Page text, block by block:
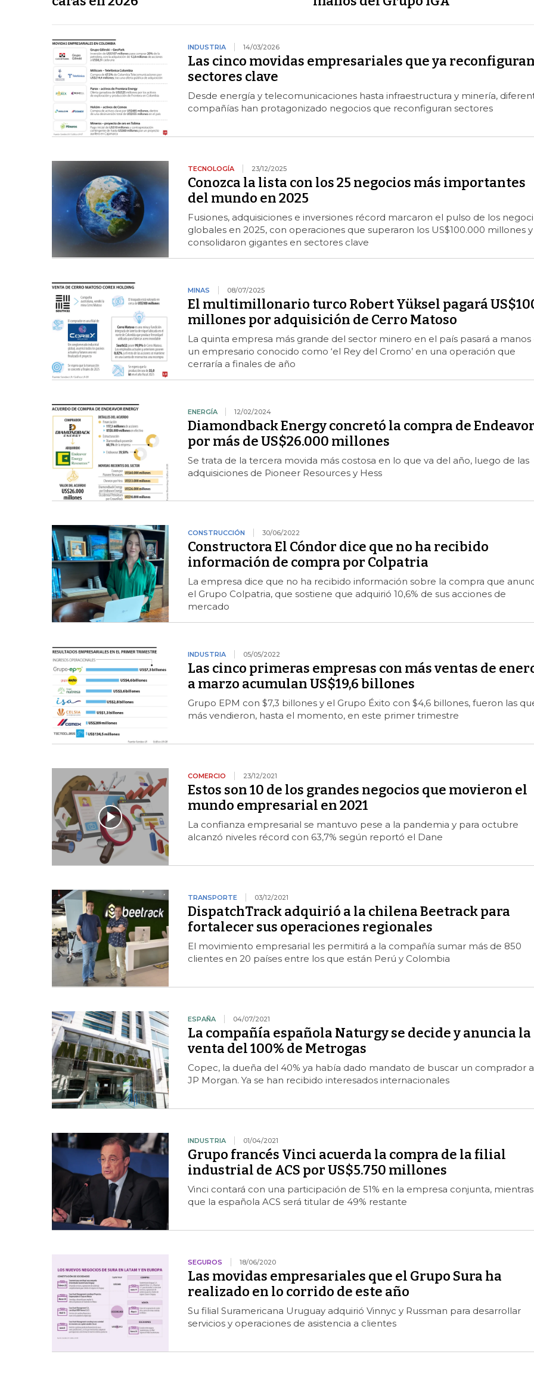
INDUSTRIA 14/03/2026
Las cinco movidas empresariales que ya
sectores clave
Desde energía y telecomunicaciones hasta infraestructura y minería,
compañías han protagonizado negocios que reconfiguran sectores
TECNOLOGÍA 23/12/2025
Conozca la lista con los 25 negocios más importantes
del mundo en 2025
Fusiones, adquisiciones e inversiones récord marcaron el pulso de los
globales en 2025, con operaciones que superaron los US$100.000 millones y
consolidaron gigantes en sectores clave
MINAS 08/07/2025
El multimillonario turco Robert Yüksel pagará
millones por adquisición de Cerro Matoso
La quinta empresa más grande del sector minero en el país pasará a manos
un empresario conocido como ‘el Rey del Cromo’ en una operación que
cerraría a finales de año
ENERGÍA 12/02/2024
Diamondback Energy concretó la compra de
por más de US$26.000 millones
Se trata de la tercera movida más costosa en lo que va del año, luego de las
adquisiciones de Pioneer Resources y Hess
CONSTRUCCIÓN 30/06/2022
Constructora El Cóndor dice que no ha recibido
información de compra por Colpatria
La empresa dice que no ha recibido información sobre la compra que
el Grupo Colpatria, que sostiene que adquirió 10,6% de sus acciones de
mercado
INDUSTRIA 05/05/2022
Las cinco primeras empresas con más ventas de
a marzo acumulan US$19,6 billones
Grupo EPM con $7,3 billones y el Grupo Éxito con $4,6 billones, fueron las
más vendieron, hasta el momento, en este primer trimestre
COMERCIO 23/12/2021
Estos son 10 de los grandes negocios que movieron el
mundo empresarial en 2021
La confianza empresarial se mantuvo pese a la pandemia y para octubre
alcanzó niveles récord con 63,7% según reportó el Dane
TRANSPORTE 03/12/2021
DispatchTrack adquirió a la chilena Beetrack para
fortalecer sus operaciones regionales
El movimiento empresarial les permitirá a la compañía sumar más de 850
clientes en 20 países entre los que están Perú y Colombia
ESPAÑA 04/07/2021
La compañía española Naturgy se decide y anuncia la
venta del 100% de Metrogas
Copec, la dueña del 40% ya había dado mandato de buscar un comprador a
JP Morgan. Ya se han recibido interesados internacionales
INDUSTRIA 01/04/2021
Grupo francés Vinci acuerda la compra de la filial
industrial de ACS por US$5.750 millones
Vinci contará con una participación de 51% en la empresa conjunta, mientras
que la española ACS será titular de 49% restante
SEGUROS 18/06/2020
Las movidas empresariales que el Grupo Sura ha
realizado en lo corrido de este año
Su filial Suramericana Uruguay adquirió Vinnyc y Russman para desarrollar
servicios y operaciones de asistencia a clientes